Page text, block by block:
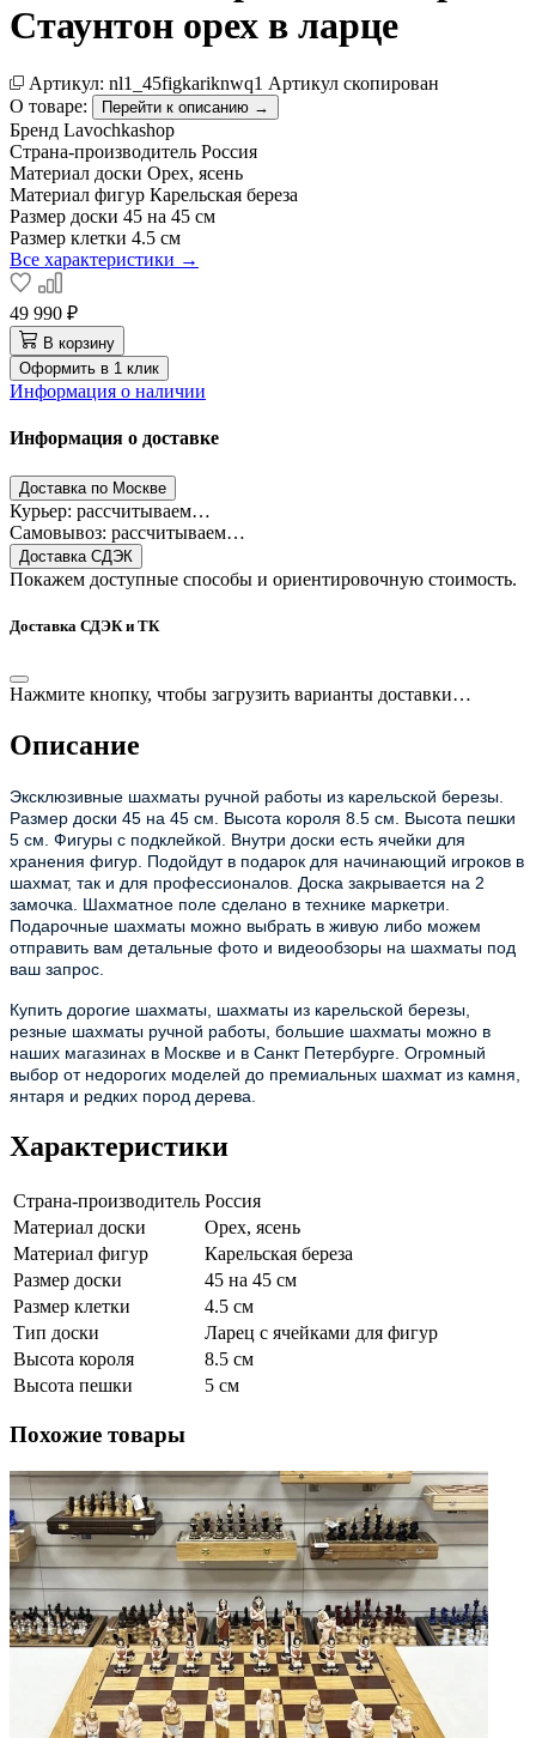
Стаунтон орех в ларце
Артикул: nl1_45figkariknwq1 Артикул скопирован
О товаре:
Перейти к описанию →
Бренд Lavochkashop
Страна-производитель Россия
Материал доски Орех, ясень
Материал фигур Карельская береза
Размер доски 45 на 45 см
Размер клетки 4.5 см
Все характеристики →
49 990 ₽
В корзину
Оформить в 1 клик
Информация о наличии
Информация о доставке
Доставка по Москве
Курьер: рассчитываем…
Самовывоз: рассчитываем…
Доставка СДЭК
Покажем доступные способы и ориентировочную стоимость.
Доставка СДЭК и ТК
Нажмите кнопку, чтобы загрузить варианты доставки…
Описание
Эксклюзивные шахматы ручной работы из карельской березы.
Размер доски 45 на 45 см. Высота короля 8.5 см. Высота пешки
5 см. Фигуры с подклейкой. Внутри доски есть ячейки для
хранения фигур. Подойдут в подарок для начинающий игроков в
шахмат, так и для профессионалов. Доска закрывается на 2
замочка. Шахматное поле сделано в технике маркетри.
Подарочные шахматы можно выбрать в живую либо можем
отправить вам детальные фото и видеообзоры на шахматы под
ваш запрос.
Купить дорогие шахматы, шахматы из карельской березы,
резные шахматы ручной работы, большие шахматы можно в
наших магазинах в Москве и в Санкт Петербурге. Огромный
выбор от недорогих моделей до премиальных шахмат из камня,
янтаря и редких пород дерева.
Характеристики
Страна-производитель Россия
Материал доски
Орех, ясень
Материал фигур
Карельская береза
Размер доски
45 на 45 см
Размер клетки
4.5 см
Тип доски
Ларец с ячейками для фигур
Высота короля
8.5 см
Высота пешки
5 см
Похожие товары